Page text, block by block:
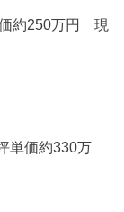
約250万円 現
単価約330万